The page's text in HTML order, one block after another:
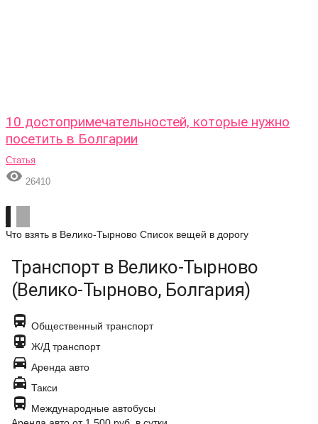
10 достопримечательностей, которые нужно
посетить в Болгарии
Статья
 26410
Что взять в Велико-Тырново Список вещей в дорогу
Транспорт в Велико-Тырново
(Велико-Тырново, Болгария)
 Общественный транспорт
 Ж/Д транспорт
 Аренда авто
 Такси
 Международные автобусы